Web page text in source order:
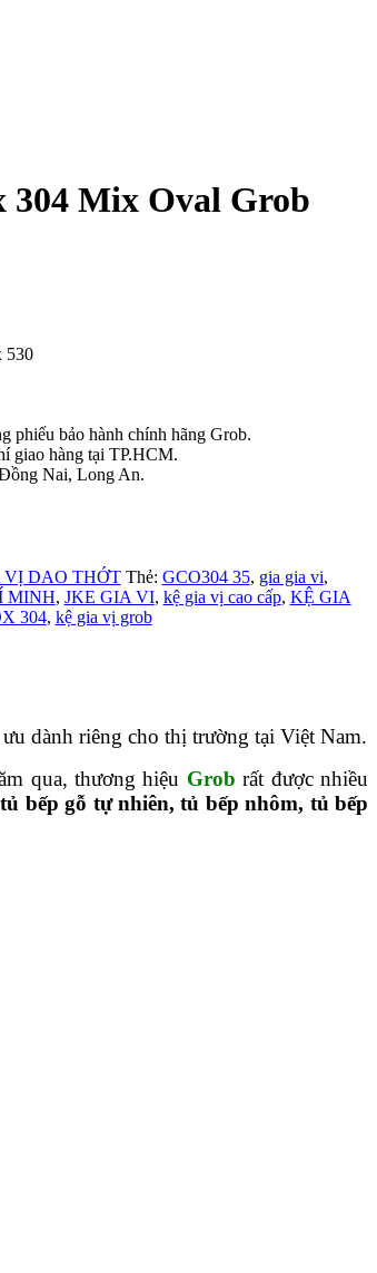
304 Mix Oval Grob
530
phiếu bảo hành chính hãng Grob.
giao hàng tại TP.HCM.
Nai, Long An.
VỊ DAO THỚT Thẻ: GCO304 35, gia gia vi,
MINH, JKE GIA VI, kệ gia vị cao cấp, KỆ GIA
304, kệ gia vị grob
dành riêng cho thị trường tại Việt Nam.
qua, thương hiệu Grob rất được nhiều
bếp gỗ tự nhiên, tủ bếp nhôm, tủ bếp